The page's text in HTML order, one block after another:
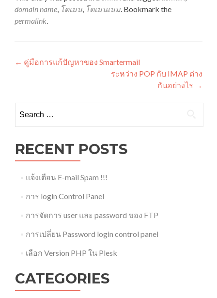
domain name, โดเมน, โดเมนเนม. Bookmark the
permalink.
Post
← คู่มือการแก้ปัญหาของ Smartermail
ระหว่าง POP กับ IMAP ต่าง
กันอย่างไร →
for:
RECENT POSTS
แจ้งเตือน E-mail Spam !!!
การ login Control Panel
การจัดการ user และ password ของ FTP
การเปลี่ยน Password login control panel
เลือก Version PHP ใน Plesk
CATEGORIES